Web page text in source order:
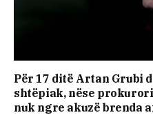
Për 17 ditë Artan Grubi
shtëpiak, nëse
nuk ngre akuzë brenda